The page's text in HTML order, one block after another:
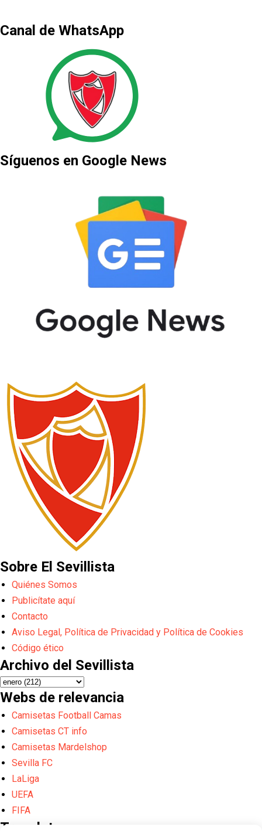
Canal de WhatsApp
Síguenos en Google News
Sobre El Sevillista
Quiénes Somos
Publicítate aquí
Contacto
Aviso Legal, Política de Privacidad y Política de Cookies
Código ético
Archivo del Sevillista
Webs de relevancia
Camisetas Football Camas
Camisetas CT info
Camisetas Mardelshop
Sevilla FC
LaLiga
UEFA
FIFA
Translate